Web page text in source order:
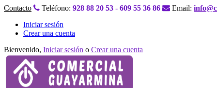
Contacto Teléfono: 928 88 20 53 - 609 55 36 86 Email:
Iniciar sesión
Crear una cuenta
Bienvenido, Iniciar sesión o Crear una cuenta